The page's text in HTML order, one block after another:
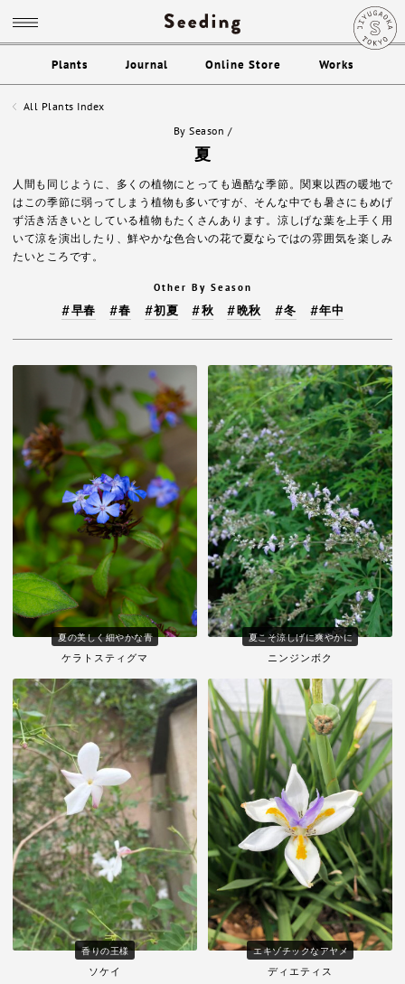
Plants Journal Online Store Works
All Plants Index
By Season /
夏
人間も同じように、多くの植物にとっても過酷な季節。関東以西の暖地で
はこの季節に弱ってしまう植物も多いですが、そんな中でも暑さにもめげ
ず活き活きいとしている植物もたくさんあります。涼しげな葉を上手く用
いて涼を演出したり、鮮やかな色合いの花で夏ならではの雰囲気を楽しみ
たいところです。
Other By Season
早春 春 初夏 秋 晩秋 冬 年中
夏の美しく細やかな青
ケラトスティグマ
夏こそ涼しげに爽やかに
ニンジンボク
香りの王様
ソケイ
エキゾチックなアヤメ
ディエティス